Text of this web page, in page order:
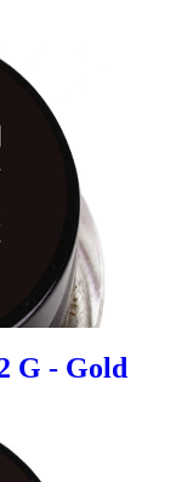
G - Gold